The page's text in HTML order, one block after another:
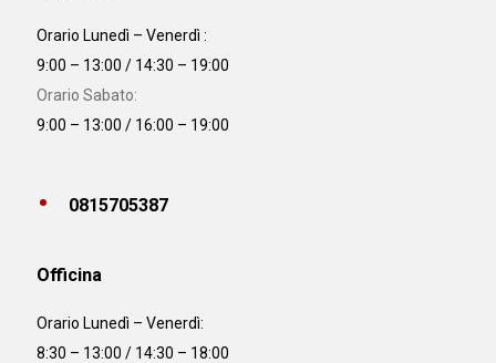
Orario Lunedì – Venerdì :
9:00 – 13:00 / 14:30 – 19:00
Orario Sabato:
9:00 – 13:00 / 16:00 – 19:00
0815705387
Officina
Orario Lunedì – Venerdì:
8:30 – 13:00 / 14:30 – 18:00